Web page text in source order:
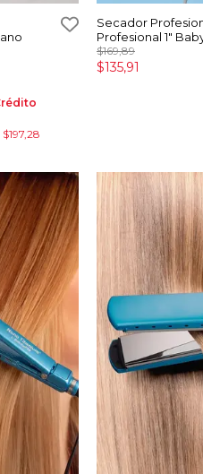
Secador
Profesional 1"
$169,89
$135,91